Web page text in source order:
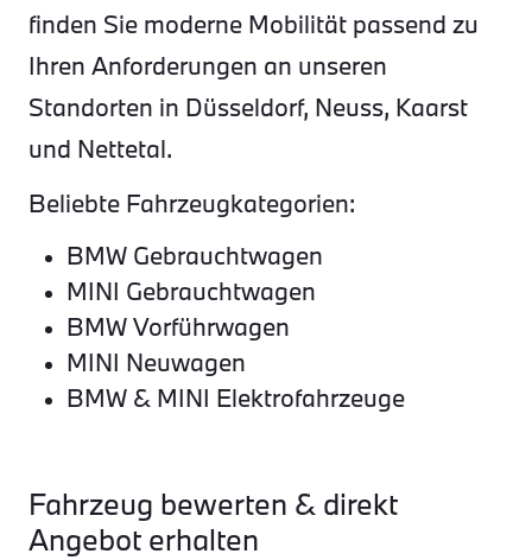
finden Sie moderne Mobilität passend zu
Ihren Anforderungen an unseren
Standorten in Düsseldorf, Neuss, Kaarst
und Nettetal.
Beliebte Fahrzeugkategorien:
BMW Gebrauchtwagen
MINI Gebrauchtwagen
BMW Vorführwagen
MINI Neuwagen
BMW & MINI Elektrofahrzeuge
Fahrzeug bewerten & direkt
Angebot erhalten